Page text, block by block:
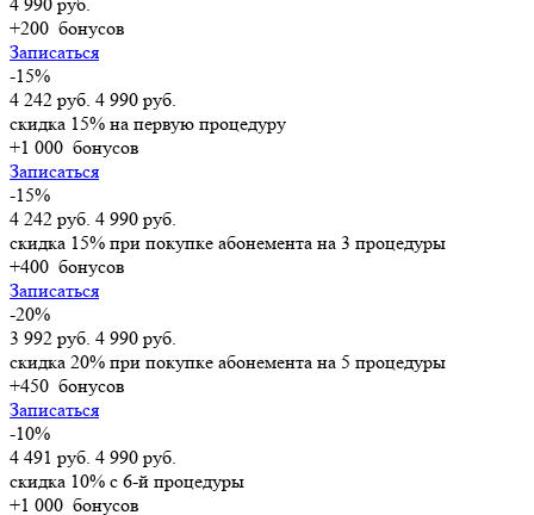
+200 бонусов
Записаться
-15%
4 242 руб. 4 990 руб.
скидка 15% на первую процедуру
+1 000 бонусов
Записаться
-15%
4 242 руб. 4 990 руб.
скидка 15% при покупке абонемента на 3 процедуры
+400 бонусов
Записаться
-20%
3 992 руб. 4 990 руб.
скидка 20% при покупке абонемента на 5 процедуры
+450 бонусов
Записаться
-10%
4 491 руб. 4 990 руб.
скидка 10% с 6-й процедуры
+1 000 бонусов